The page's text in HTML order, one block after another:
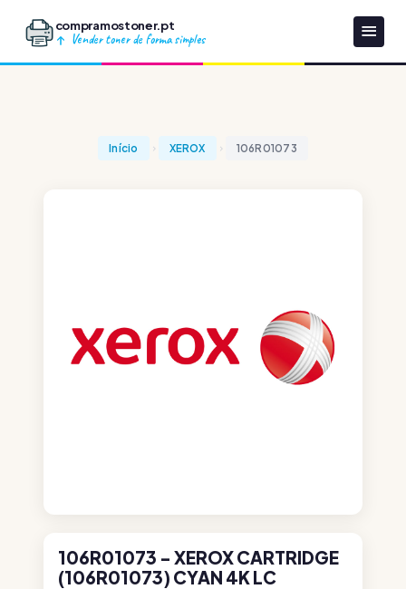
compramostoner.pt
Vender toner de forma simples
Início XEROX 106R01073
106R01073 - XEROX CARTRIDGE
(106R01073) CYAN 4K LC